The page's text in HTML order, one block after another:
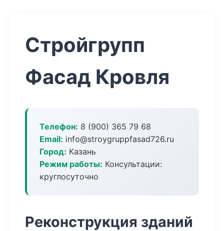
Стройгрупп
Фасад Кровля
Телефон: 8 (900) 365 79 68
Email: info@stroygruppfasad726.ru
Город: Казань
Режим работы: Консультации:
круглосуточно
Реконструкция зданий